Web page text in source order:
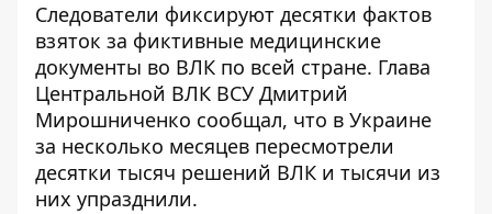
Следователи фиксируют десятки фактов
взяток за фиктивные медицинские
документы во ВЛК по всей стране. Глава
Центральной ВЛК ВСУ Дмитрий
Мирошниченко сообщал, что в Украине
за несколько месяцев пересмотрели
десятки тысяч решений ВЛК и тысячи из
них упразднили.